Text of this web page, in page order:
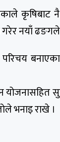
कृषिबाट
नयाँ ढङगले
भनाइ राखे ।